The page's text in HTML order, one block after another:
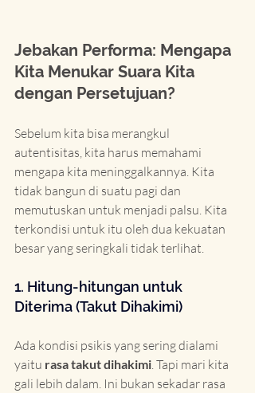
Jebakan Performa: Mengapa
Kita Menukar Suara Kita
dengan Persetujuan?
Sebelum kita bisa merangkul
autentisitas, kita harus memahami
mengapa kita meninggalkannya. Kita
tidak bangun di suatu pagi dan
memutuskan untuk menjadi palsu. Kita
terkondisi untuk itu oleh dua kekuatan
besar yang seringkali tidak terlihat.
1. Hitung-hitungan untuk
Diterima (Takut Dihakimi)
Ada kondisi psikis yang sering dialami
yaitu rasa takut dihakimi . Tapi mari kita
gali lebih dalam. Ini bukan sekadar rasa